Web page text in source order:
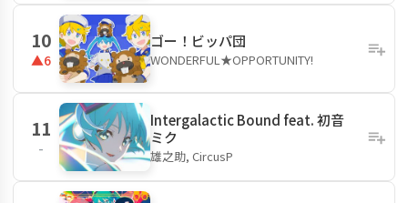
10
▲6
ゴー！ビッパ団
WONDERFUL★OPPORTUNITY!
11
-
Intergalactic Bound feat. 初音
ミク
雄之助, CircusP